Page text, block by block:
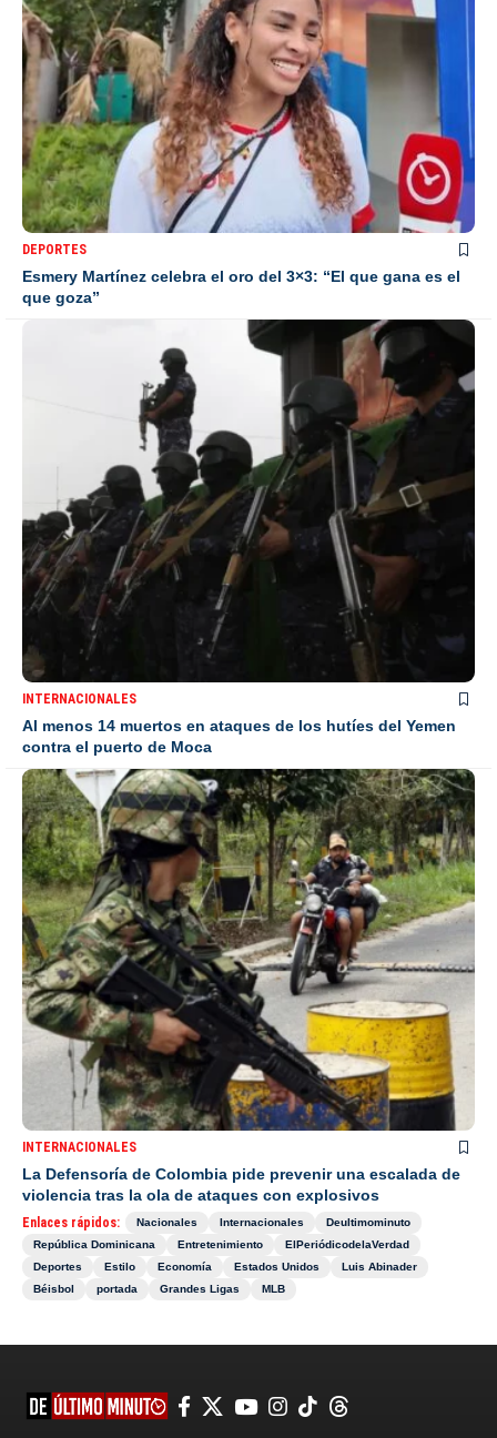
DEPORTES
Esmery Martínez celebra el oro del 3×3: “El que gana es el
que goza”
INTERNACIONALES
Al menos 14 muertos en ataques de los hutíes del Yemen
contra el puerto de Moca
INTERNACIONALES
La Defensoría de Colombia pide prevenir una escalada de
violencia tras la ola de ataques con explosivos
Enlaces rápidos: Nacionales Internacionales
Deultimominuto
República Dominicana
Entretenimiento
ElPeriódicodelaVerdad
Deportes
Estilo Economía Estados Unidos
Luis Abinader
Béisbol
portada Grandes Ligas MLB